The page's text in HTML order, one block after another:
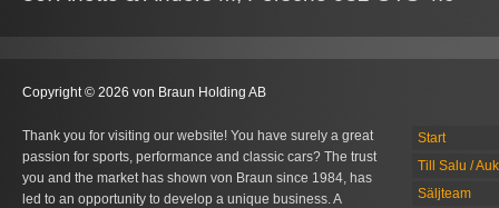
Copyright © 2026 von Braun Holding AB
Thank you for visiting our website! You have surely a great
passion for sports, performance and classic cars? The trust
you and the market has shown von Braun since 1984, has
led to an opportunity to develop a unique business. A
Start
Till Salu /
Säljteam